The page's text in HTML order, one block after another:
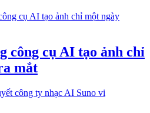
công cụ AI tạo ảnh chỉ
mắt